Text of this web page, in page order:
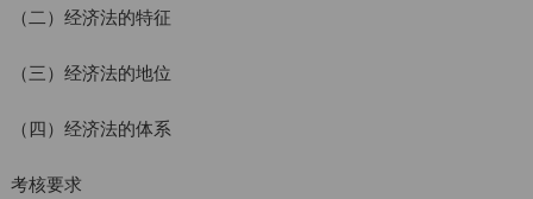
（二）经济法的特征
（三）经济法的地位
（四）经济法的体系
考核要求